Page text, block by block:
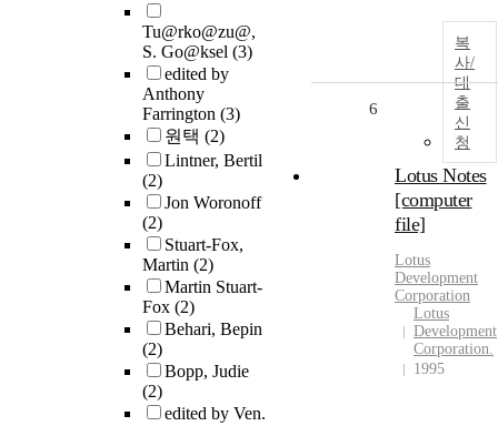
Tu@rko@zu@,
S. Go@ksel (3)
edited by
Anthony
Farrington (3)
원택 (2)
Lintner, Bertil
(2)
Jon Woronoff
(2)
Stuart-Fox,
Martin (2)
Martin Stuart-
Fox (2)
Behari, Bepin
(2)
Bopp, Judie
(2)
edited by Ven.
복
사/
대
출
신
청
6
Lotus Notes
[computer
file]
Lotus
Development
Corporation
Lotus
Development
Corporation.
1995